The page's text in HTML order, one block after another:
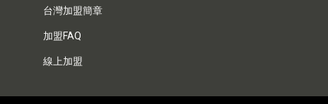
台灣加盟簡章
加盟FAQ
線上加盟